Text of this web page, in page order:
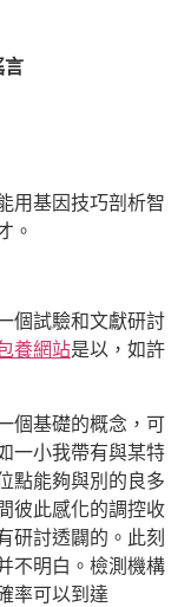
言
用基因技巧剖析智
。
個試驗和文獻研討
養網站是以，如許
個基礎的概念，可
一小我帶有與某特
點能夠與別的良多
彼此感化的調控收
研討透闢的。此刻
不明白。檢測機構
率可以到達